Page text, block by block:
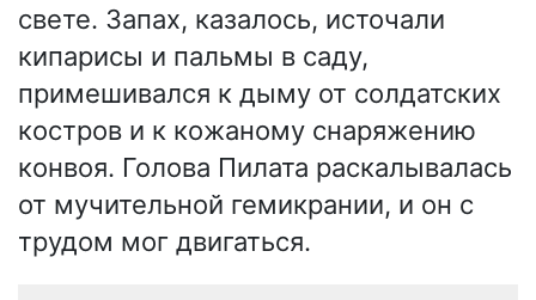
свете. Запах, казалось, источали
кипарисы и пальмы в саду,
примешивался к дыму от солдатских
костров и к кожаному снаряжению
конвоя. Голова Пилата раскалывалась
от мучительной гемикрании, и он с
трудом мог двигаться.